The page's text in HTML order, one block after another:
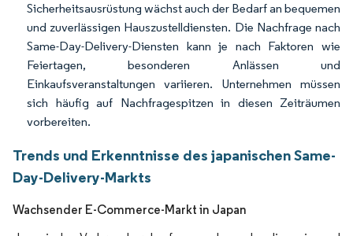
Sicherheitsausrüstung wächst auch der Bedarf an bequemen
und zuverlässigen Hauszustelldiensten. Die Nachfrage nach
Same-Day-Delivery-Diensten kann je nach Faktoren wie
Feiertagen, besonderen Anlässen und
Einkaufsveranstaltungen variieren. Unternehmen müssen
sich häufig auf Nachfragespitzen in diesen Zeiträumen
vorbereiten.
Trends und Erkenntnisse des japanischen Same-
Day-Delivery-Markts
Wachsender E-Commerce-Markt in Japan